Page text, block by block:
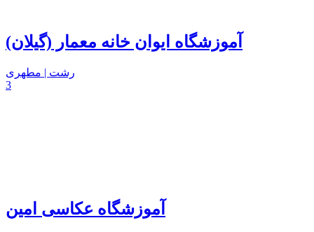
آموزشگاه ایوان خانه معمار (گیلان)
رشت | مطهری
3
آموزشگاه عکاسی امین